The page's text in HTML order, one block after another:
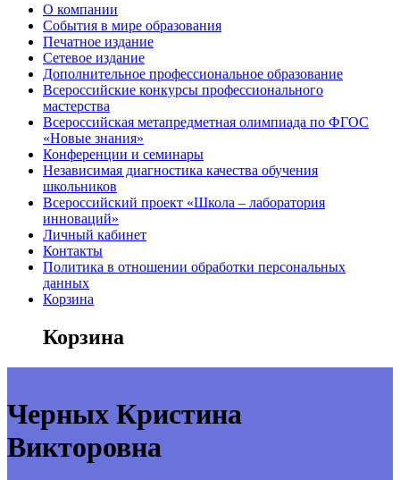
О компании
События в мире образования
Печатное издание
Сетевое издание
Дополнительное профессиональное образование
Всероссийские конкурсы профессионального
мастерства
Всероссийская метапредметная олимпиада по ФГОС
«Новые знания»
Конференции и семинары
Независимая диагностика качества обучения
школьников
Всероссийский проект «Школа – лаборатория
инноваций»
Личный кабинет
Контакты
Политика в отношении обработки персональных
данных
Корзина
Корзина
Черных Кристина
Викторовна